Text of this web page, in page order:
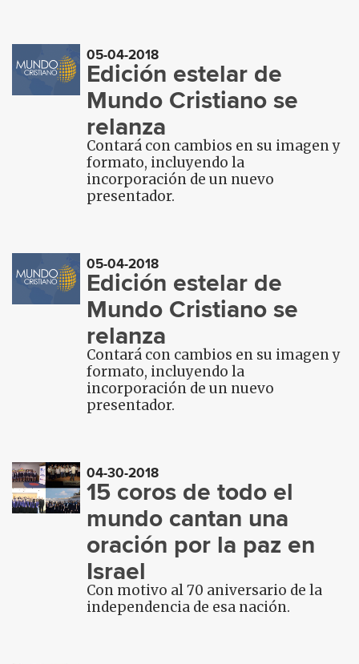
05-04-2018
Edición estelar de
Mundo Cristiano se
relanza
Contará con cambios en su imagen y
formato, incluyendo la
incorporación de un nuevo
presentador.
05-04-2018
Edición estelar de
Mundo Cristiano se
relanza
Contará con cambios en su imagen y
formato, incluyendo la
incorporación de un nuevo
presentador.
04-30-2018
15 coros de todo el
mundo cantan una
oración por la paz en
Israel
Con motivo al 70 aniversario de la
independencia de esa nación.